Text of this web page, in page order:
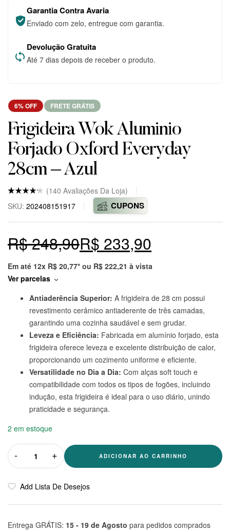
Garantia Contra Avaria
Enviado com zelo, entregue com garantia.
Devolução Gratuita
Até 7 dias depois de receber o produto.
6% OFF FRETE GRÁTIS
Frigideira Wok Aluminio
Forjado Oxford Everyday
28cm – Azul
Nota 4.8
de 5
em
es
5
de
clientes
em
ace.
(140 Avaliações Da Loja)
SKU: 202408151917 CUPONS
R$248,90R$ 233,90
Em até 12x R$ 20,77* ou R$ 222,21 à vista
Ver parcelas
Antiaderência Superior: A frigideira de 28 cm possui
revestimento cerâmico antiaderente de três camadas,
garantindo uma cozinha saudável e sem grudar.
Leveza e Eficiência: Fabricada em alumínio forjado, esta
frigideira oferece leveza e excelente distribuição de calor,
proporcionando um cozimento uniforme e eficiente.
Versatilidade no Dia a Dia: Com alças soft touch e
compatibilidade com todos os tipos de fogões, incluindo
indução, esta frigideira é ideal para o uso diário, unindo
praticidade e segurança.
2 em estoque
- + ADICIONAR AO CARRINHO
Add Lista De Desejos
Entrega GRÁTIS: 15 - 19 de Agosto para pedidos comprados